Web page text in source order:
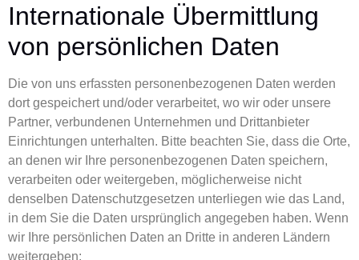
Internationale Übermittlung
von persönlichen Daten
Die von uns erfassten personenbezogenen Daten werden
dort gespeichert und/oder verarbeitet, wo wir oder unsere
Partner, verbundenen Unternehmen und Drittanbieter
Einrichtungen unterhalten. Bitte beachten Sie, dass die Orte,
an denen wir Ihre personenbezogenen Daten speichern,
verarbeiten oder weitergeben, möglicherweise nicht
denselben Datenschutzgesetzen unterliegen wie das Land,
in dem Sie die Daten ursprünglich angegeben haben. Wenn
wir Ihre persönlichen Daten an Dritte in anderen Ländern
weitergeben: